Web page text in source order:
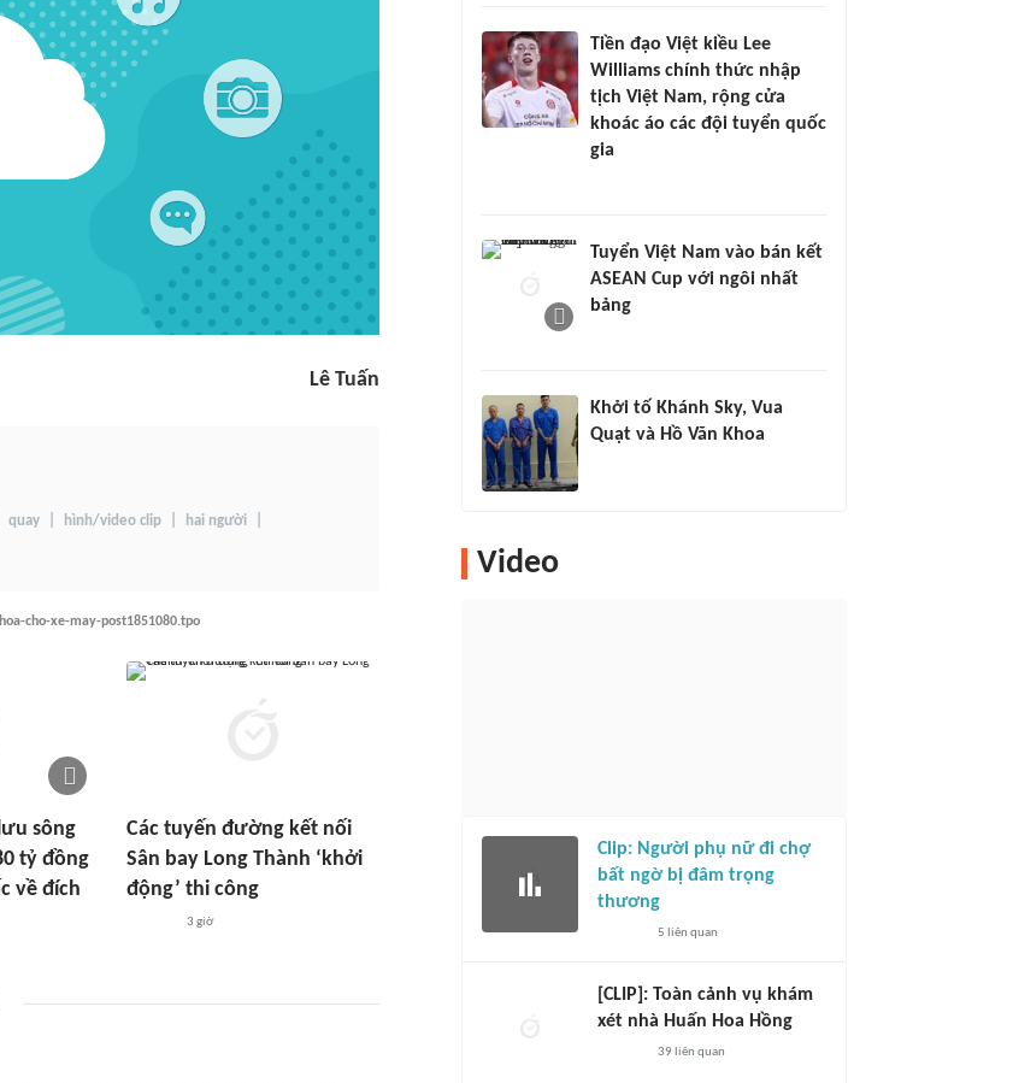
Lê Tuấn
quay hình/video clip hai người
cho-xe-may-post1851080.tpo
sông
tỷ đồng
về đích
Các tuyến đường kết nối
Sân bay Long Thành ‘khởi
động’ thi công
3 giờ
Tiền đạo Việt kiều Lee
Williams chính thức nhập
tịch Việt Nam, rộng cửa
khoác áo các đội tuyển quốc
gia
Tuyển Việt Nam vào bán kết
ASEAN Cup với ngôi nhất
bảng
Khởi tố Khánh Sky, Vua
Quạt và Hồ Văn Khoa
Video
Clip: Người phụ nữ đi chợ
bất ngờ bị đâm trọng
thương
5 liên quan
[CLIP]: Toàn cảnh vụ khám
xét nhà Huấn Hoa Hồng
39 liên quan